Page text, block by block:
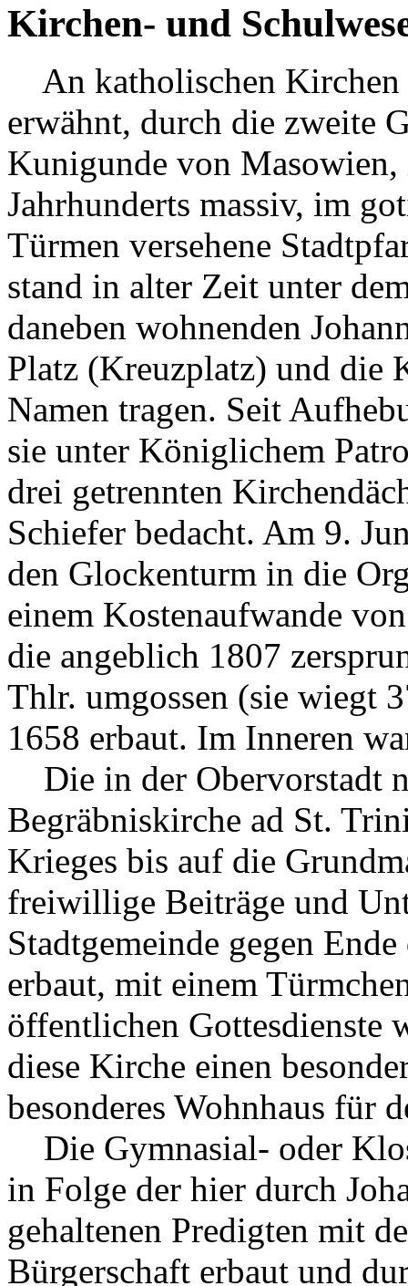
Kirchen- und
An katholischen Kirchen
erwähnt, durch die zweite
Kunigunde von
Jahrhunderts massiv, im
Türmen versehene
stand in alter Zeit unter
daneben wohnenden
Platz (Kreuzplatz) und die
Namen tragen. Seit
sie unter Königlichem
drei getrennten
Schiefer bedacht. Am 9.
den Glockenturm in die
einem Kostenaufwande
die angeblich 1807
Thlr. umgossen (sie wiegt
1658 erbaut. Im Inneren
Die in der Obervorstadt
Begräbniskirche ad St.
Krieges bis auf die
freiwillige Beiträge und
Stadtgemeinde gegen
erbaut, mit einem
öffentlichen Gottesdienste
diese Kirche einen
besonderes Wohnhaus für
Die Gymnasial- oder
in Folge der hier durch
gehaltenen Predigten mit
Bürgerschaft erbaut und